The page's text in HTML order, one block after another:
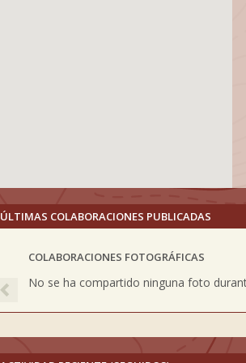
ÚLTIMAS COLABORACIONES PUBLICADAS
COLABORACIONES FOTOGRÁFICAS
No se ha compartido ninguna foto
Previous